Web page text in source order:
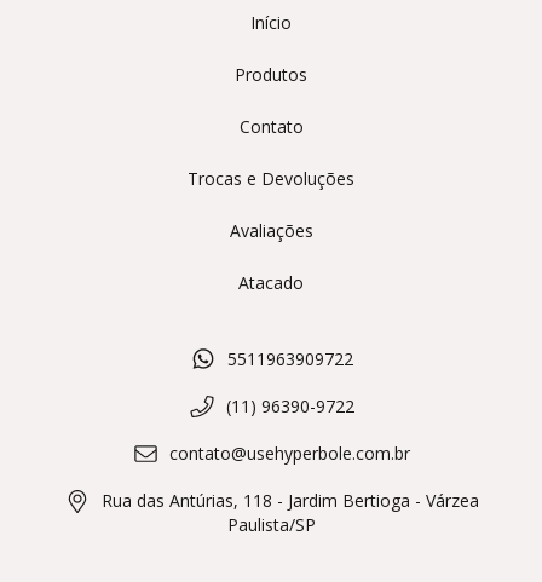
Início
Produtos
Contato
Trocas e Devoluções
Avaliações
Atacado
5511963909722
(11) 96390-9722
contato@usehyperbole.com.br
Rua das Antúrias, 118 - Jardim Bertioga - Várzea
Paulista/SP